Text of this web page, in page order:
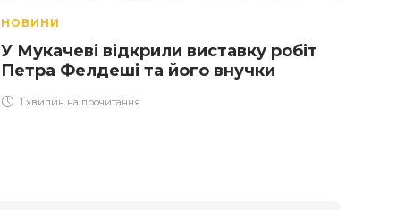
НОВИНИ
У Мукачеві відкрили виставку робіт
Петра Фелдеші та його внучки
1 хвилин на прочитання